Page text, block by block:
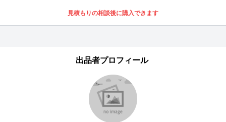
見積もりの相談後に購入できます
出品者プロフィール